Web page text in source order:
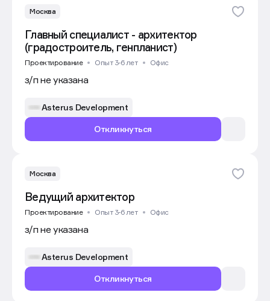
Москва
Главный специалист - архитектор
(градостроитель, генпланист)
Проектирование Опыт 3-6 лет Офис
з/п не указана
Откликнуться
Asterus Development
Москва
Ведущий архитектор
Проектирование Опыт 3-6 лет Офис
з/п не указана
Откликнуться
Asterus Development